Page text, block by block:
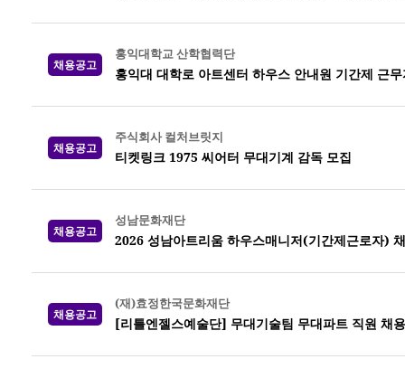
채용공고
홍익대학교 산학협력단
홍익대 대학로 아트센터 하우스 안내원 기간제 근
채용공고
주식회사 컬처브릿지
티켓링크 1975 씨어터 무대기계 감독 모집
채용공고
성남문화재단
2026 성남아트리움 하우스매니저(기간제근로자)
채용공고
(재)효정한국문화재단
[리틀엔젤스예술단] 무대기술팀 무대파트 직원 채용